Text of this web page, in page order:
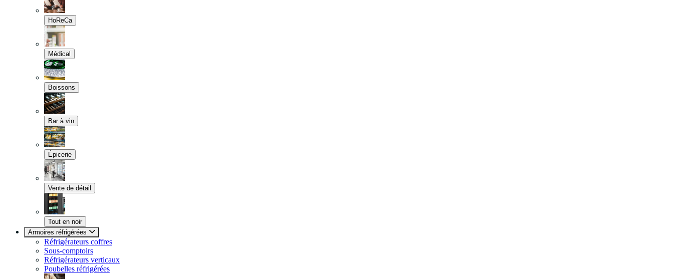
HoReCa
Médical
Boissons
Bar à vin
Épicerie
Vente de détail
Tout en noir
Armoires réfrigérées
Réfrigérateurs coffres
Sous-comptoirs
Réfrigérateurs verticaux
Poubelles réfrigérées